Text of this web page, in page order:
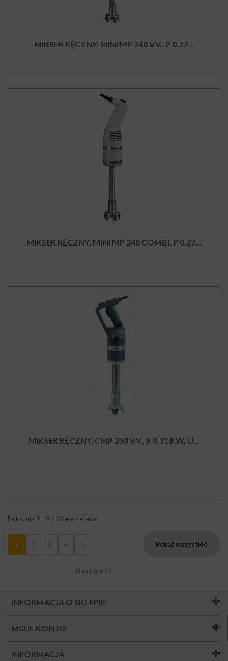
MIKSER RĘCZNY, MINI MP 240 V.V., P 0.27...
MIKSER RĘCZNY, MINI MP 240 COMBI, P 0.27...
MIKSER RĘCZNY, CMP 250 V.V., P 0.31 KW, U...
Pokaż wszystkie
1 2 3 4 5
Następny
Pokazuje 1 - 9 z 39 elementów
INFORMACJA O SKLEPIE
MOJE KONTO
INFORMACJA